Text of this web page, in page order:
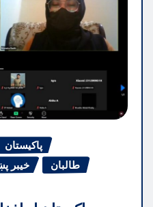
پاکیستان
خیبر
طالبان